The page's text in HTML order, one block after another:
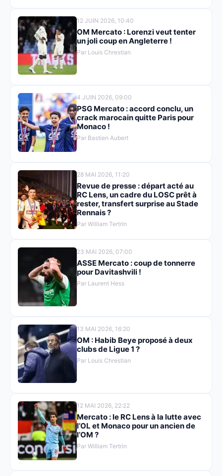
12 JUIN 2026, 10:40
OM Mercato : Lorenzi veut tenter
un joli coup en Angleterre !
Par Louis Chrestian
4 JUIN 2026, 09:00
PSG Mercato : accord conclu, un
crack marocain quitte Paris pour
Monaco !
Par Bastien Aubert
28 MAI 2026, 11:20
Revue de presse : départ acté au
RC Lens, un cadre du LOSC prêt à
rester, transfert surprise au Stade
Rennais ?
Par William Tertrin
23 MAI 2026, 07:00
ASSE Mercato : coup de tonnerre
pour Davitashvili !
Par Laurent Hess
13 MAI 2026, 16:20
OM : Habib Beye proposé à deux
clubs de Ligue 1 ?
Par Louis Chrestian
12 MAI 2026, 22:22
Mercato : le RC Lens à la lutte avec
l’OL et Monaco pour un ancien de
l’OM ?
Par William Tertrin